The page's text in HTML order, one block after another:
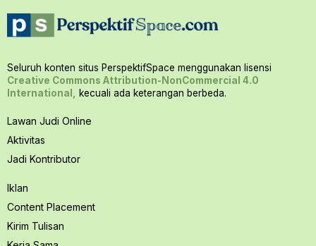
Seluruh konten situs PerspektifSpace menggunakan lisensi
Creative Commons Attribution-NonCommercial 4.0
International,
kecuali ada keterangan berbeda.
Lawan Judi Online
Aktivitas
Jadi Kontributor
Iklan
Content Placement
Kirim Tulisan